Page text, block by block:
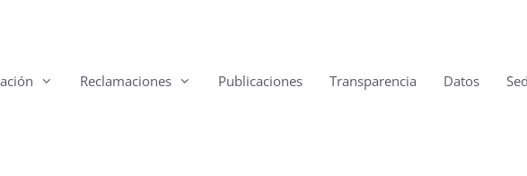
Reclamaciones Publicaciones Transparencia Datos